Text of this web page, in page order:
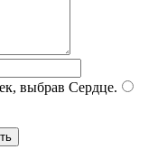
выбрав Сердце.